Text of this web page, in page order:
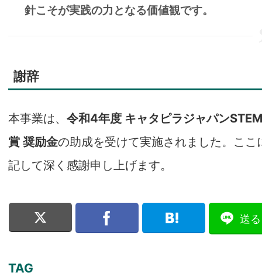
針こそが実践の力となる価値観です。
謝辞
本事業は、令和4年度 キャタピラジャパン
賞 奨励金の助成を受けて実施されました。ここ
記して深く感謝申し上げます。
送る
TAG